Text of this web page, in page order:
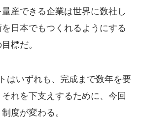
産できる企業は世界に数社し
日本でもつくれるようにする
標だ。
はいずれも、完成まで数年を要
れを下支えするために、今回
度が変わる。